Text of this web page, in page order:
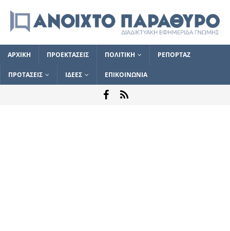
ΑΡΧΙΚΗ ΠΡΟΕΚΤΑΣΕΙΣ ΠΟΛΙΤΙΚΗ ΡΕΠΟΡΤΑΖ
ΠΡΟΤΑΣΕΙΣ ΙΔΕΕΣ ΕΠΙΚΟΙΝΩΝΙΑ